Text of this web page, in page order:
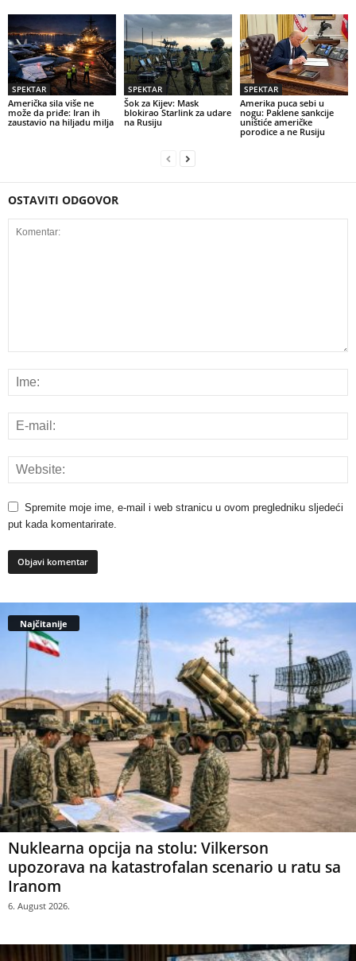
SPEKTAR
Američka sila više ne
može da priđe: Iran ih
zaustavio na hiljadu milja
SPEKTAR
Šok za Kijev: Mask
blokirao Starlink za udare
na Rusiju
SPEKTAR
Amerika puca sebi u
nogu: Paklene sankcije
uništiće američke
porodice a ne Rusiju
OSTAVITI ODGOVOR
Spremite moje ime, e-mail i web stranicu u ovom pregledniku sljedeći
put kada komentarirate.
Najčitanije
Nuklearna opcija na stolu: Vilkerson
upozorava na katastrofalan scenario u ratu sa
Iranom
6. August 2026.